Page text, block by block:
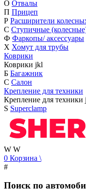
О Отвалы
П Прицеп
Р Расширители
С Ступичные
Ф Фаркопы/ аксессуары
Х Хомут для трубы
Коврики
Коврики jkl
Б Багажник
С Салон
Крепление для техники
Крепление для техники j
S Superclamp
W W
0 Корзина \
#
Поиск по